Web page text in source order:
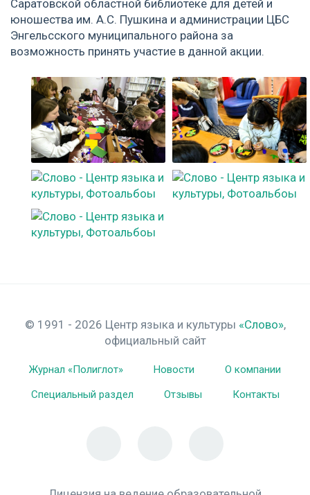
Саратовской областной библиотеке для детей и
юношества им. А.С. Пушкина и администрации ЦБС
Энгельсского муниципального района за
возможность принять участие в данной акции.
© 1991 - 2026 Центр языка и культуры «Слово»,
официальный сайт
Журнал «Полиглот» Новости
О компании
Специальный раздел
Отзывы Контакты